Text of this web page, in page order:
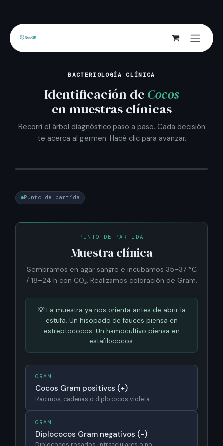
BACTERIOLOGÍA CLÍNICA
Identificación deCocos
en muestras clínicas
Recorrí el árbol diagnóstico paso a paso. Cada decisión
te acerca al germen. Hacé clic para avanzar.
Punto de partida
PUNTO DE PARTIDA
Muestra clínica
Sembramos en agar sangre e incubamos 35–37 °C
/ 18–24 h con CO₂. Realizamos coloración de Gram.
💡 La muestra ya nos orienta antes de abrir la
estufa. Un hisopado de fauces piensa en
estreptococos. Un hemocultivo piensa en
estafilococos.
GRAM
Cocos Gram positivos (+)
Racimos, cadenas o diplococos violeta
GRAM
Diplococos Gram negativos (−)